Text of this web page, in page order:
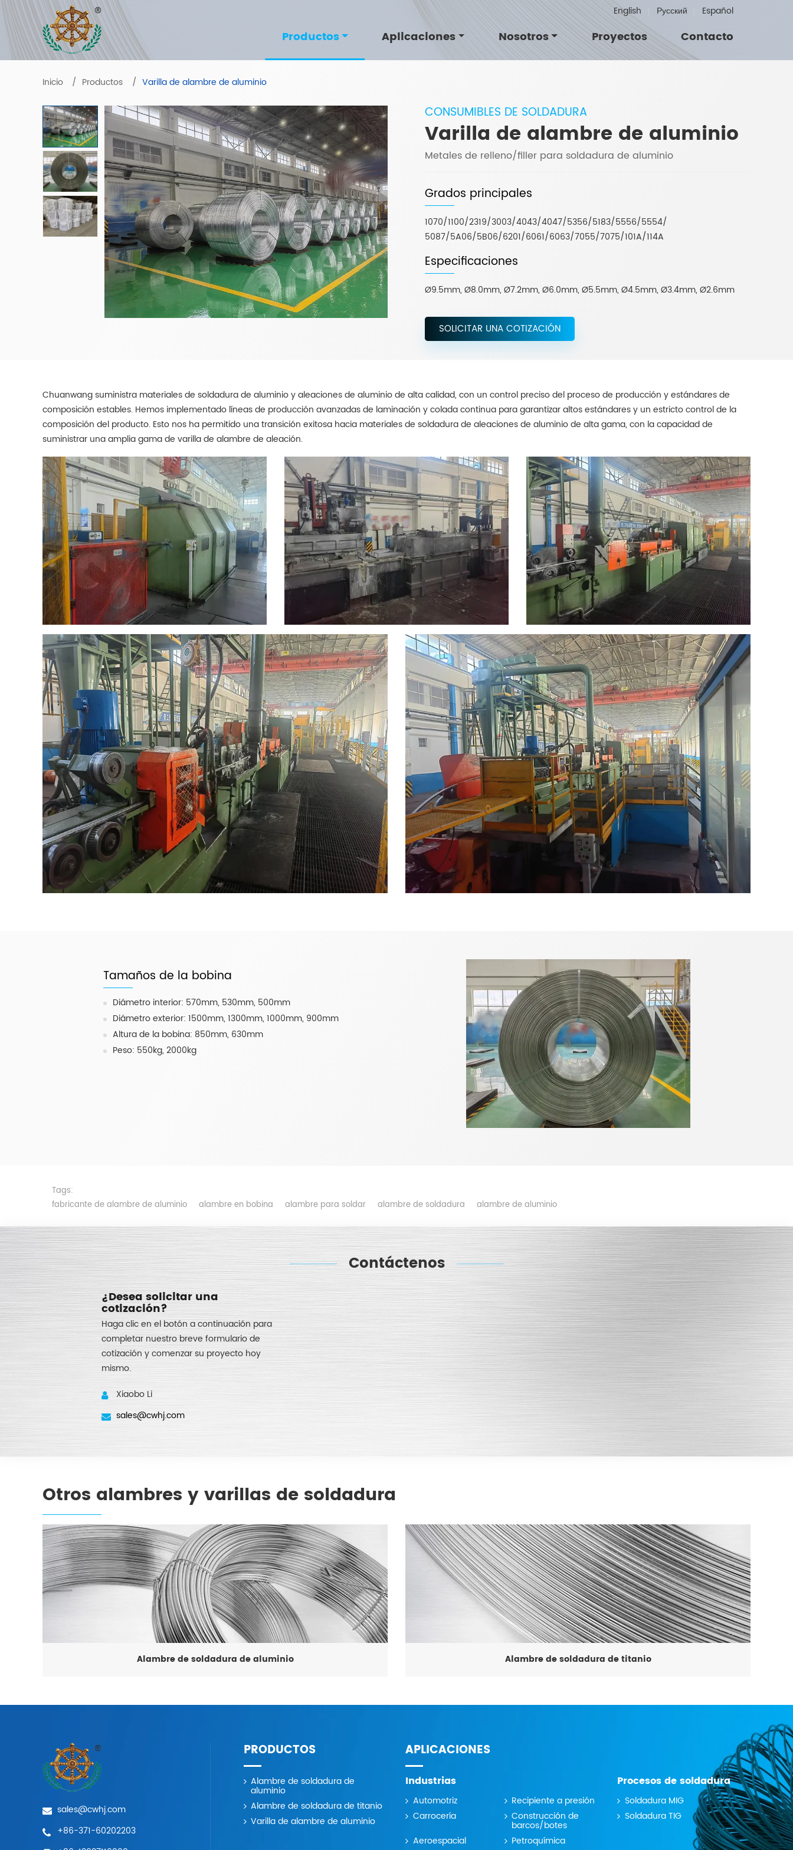
English Русский Español
Productos Aplicaciones Nosotros Proyectos Contacto
Inicio Productos Varilla de alambre de aluminio
CONSUMIBLES DE SOLDADURA
Varilla de alambre de aluminio
Metales de relleno/filler para soldadura de aluminio
Grados principales
1070/1100/2319/3003/4043/4047/5356/5183/5556/5554/
5087/5A06/5B06/6201/6061/6063/7055/7075/101A/114A
Especificaciones
Ø9.5mm, Ø8.0mm, Ø7.2mm, Ø6.0mm, Ø5.5mm, Ø4.5mm, Ø3.4mm, Ø2.6mm
SOLICITAR UNA COTIZACIÓN
Chuanwang suministra materiales de soldadura de aluminio y aleaciones de aluminio de alta calidad, con un control preciso del proceso de producción y estándares de
composición estables. Hemos implementado líneas de producción avanzadas de laminación y colada continua para garantizar altos estándares y un estricto control de la
composición del producto. Esto nos ha permitido una transición exitosa hacia materiales de soldadura de aleaciones de aluminio de alta gama, con la capacidad de
suministrar una amplia gama de varilla de alambre de aleación.
Tamaños de la bobina
Diámetro interior: 570mm, 530mm, 500mm
Diámetro exterior: 1500mm, 1300mm, 1000mm, 900mm
Altura de la bobina: 850mm, 630mm
Peso: 550kg, 2000kg
Tags:
fabricante de alambre de aluminio
alambre en bobina alambre para soldar alambre de soldadura alambre de aluminio
Contáctenos
¿Desea solicitar una
cotización?
Haga clic en el botón a continuación para
completar nuestro breve formulario de
cotización y comenzar su proyecto hoy
mismo.
Xiaobo Li
sales@cwhj.com
Otros alambres y varillas de soldadura
Alambre de soldadura de aluminio Alambre de soldadura de titanio
sales@cwhj.com
+86-371-60202203
PRODUCTOS
Alambre de soldadura de
aluminio
Alambre de soldadura de titanio
Varilla de alambre de aluminio
APLICACIONES
Industrias
Automotriz
Recipiente a presión
Carrocería
Construcción de
barcos/botes
Aeroespacial
Petroquímica
Procesos de soldadura
Soldadura MIG
Soldadura TIG